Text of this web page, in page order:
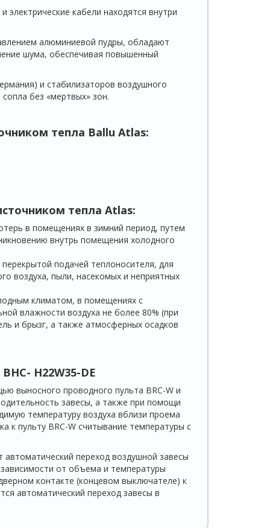
кабели находятся внутри
алюминиевой пудры, обладают
шума, обеспечивая повышенный
и стабилизаторов воздушного
без «мертвых» зон.
тепла Ballu Atlas:
тепла Atlas:
в помещениях в зим­ний период, путем
внутрь помещения холодного
подачей теплоносителя, для
воздуха, пыли, насекомых и неприятных
климатом, в поме­щениях с
влажности воз­духа не более 80% (при
и брызг, а также атмосферных осадков
ВНС- H22W35-DE
выносного проводного пульта BRC-W и
завесы, а также при помощи
температуру воздуха вблизи про­ема
к пульту BRC-W считывание температуры с
переход воздушной завесы
от объема и температуры
контакте (концевом выключателе) к
автоматический переход завесы в